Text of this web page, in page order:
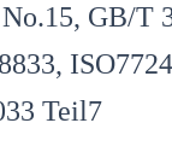
GB/T
Teil7